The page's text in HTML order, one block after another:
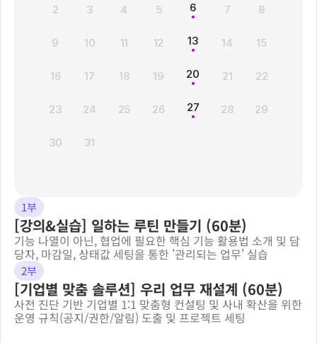
2 3 4 5 6 7 8
9 10 11 12 13 14 15
16 17 18 19 20 21 22
23 24 25 26 27 28 29
30 31
1부
[강의&실습] 일하는 루틴 만들기 (60분)
기능 나열이 아닌, 협업에 필요한 핵심 기능 활용법 소개 및 담
당자, 마감일, 상태값 세팅을 통한 '관리되는 업무' 실습
2부
[기업별 맞춤 솔루션] 우리 업무 재설계 (60분)
사전 진단 기반 기업별 1:1 맞춤형 컨설팅 및 사내 확산을 위한
운영 규칙(공지/권한/알림) 도출 및 프로젝트 세팅